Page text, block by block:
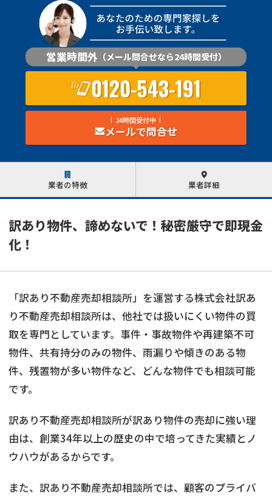
営業時間外 （メール問合せなら24時間受付）
0120-543-191
24時間受付中
メールで問合せ
業者の特徴 業者詳細
訳あり物件、諦めないで！秘密厳守で即現金
化！
「訳あり不動産売却相談所」を運営する株式会社訳あ
り不動産売却相談所は、他社では扱いにくい物件の買
取を専門としています。事件・事故物件や再建築不可
物件、共有持分のみの物件、雨漏りや傾きのある物
件、残置物が多い物件など、どんな物件でも相談可能
です。
訳あり不動産売却相談所が訳あり物件の売却に強い理
由は、創業34年以上の歴史の中で培ってきた実績とノ
ウハウがあるからです。
また、訳あり不動産売却相談所では、顧客のプライバ